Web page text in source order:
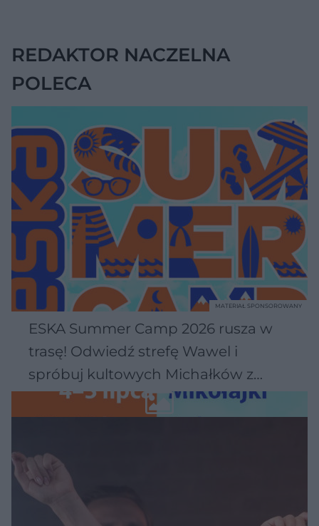
REDAKTOR NACZELNA
POLECA
ESKA Summer Camp 2026 rusza w
trasę! Odwiedź strefę Wawel i
spróbuj kultowych Michałków z
Wawelu
MATERIAŁ SPONSOROWANY